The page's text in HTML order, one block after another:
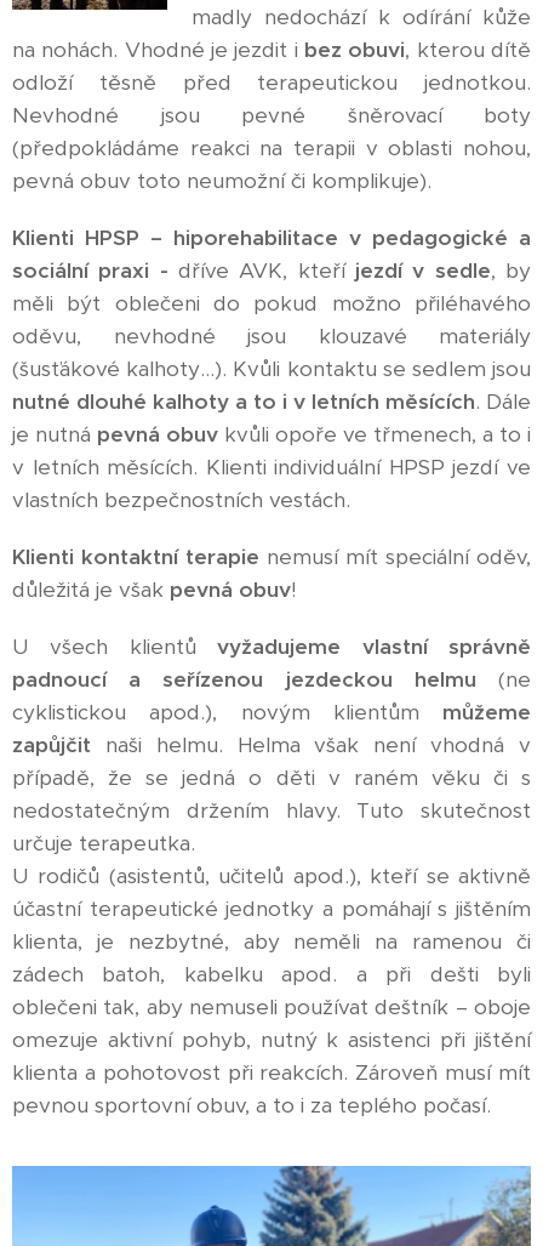
madly nedochází k odírání kůže
na nohách. Vhodné je jezdit i bez obuvi, kterou dítě
odloží těsně před terapeutickou jednotkou.
Nevhodné jsou pevné šněrovací boty
(předpokládáme reakci na terapii v oblasti nohou,
pevná obuv toto neumožní či komplikuje).
Klienti HPSP – hiporehabilitace v pedagogické a
sociální praxi - dříve AVK, kteří jezdí v sedle, by
měli být oblečeni do pokud možno přiléhavého
oděvu, nevhodné jsou klouzavé materiály
(šusťákové kalhoty…). Kvůli kontaktu se sedlem jsou
nutné dlouhé kalhoty a to i v letních měsících. Dále
je nutná pevná obuv kvůli opoře ve třmenech, a to i
v letních měsících. Klienti individuální HPSP jezdí ve
vlastních bezpečnostních vestách.
Klienti kontaktní terapie nemusí mít speciální oděv,
důležitá je však pevná obuv!
U všech klientůvyžadujeme vlastní správně
padnoucí a seřízenou jezdeckou helmu (ne
cyklistickou apod.), novým klientům můžeme
zapůjčit naši helmu. Helma však není vhodná v
případě, že se jedná o děti v raném věku či s
nedostatečným držením hlavy. Tuto skutečnost
určuje terapeutka.
U rodičů (asistentů, učitelů apod.), kteří se aktivně
účastní terapeutické jednotky a pomáhají s jištěním
klienta, je nezbytné, aby neměli na ramenou či
zádech batoh, kabelku apod. a při dešti byli
oblečeni tak, aby nemuseli používat deštník – oboje
omezuje aktivní pohyb, nutný k asistenci při jištění
klienta a pohotovost při reakcích. Zároveň musí mít
pevnou sportovní obuv, a to i za teplého počasí.